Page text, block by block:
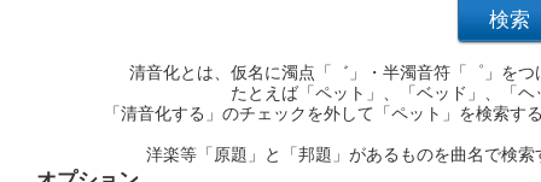
清音化とは、仮名に濁点「゛」・半濁音符「゜」を
たとえば「ペット」、「ベッド」、「
「清音化する」のチェックを外して「ペット」を検索
洋楽等「原題」と「邦題」があるものを曲名で検